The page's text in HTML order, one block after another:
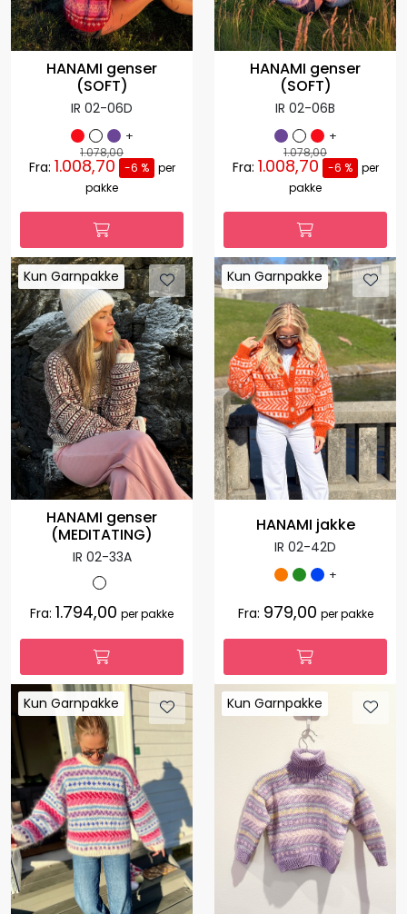
HANAMI genser
(SOFT)
IR 02-06D
+
1.078,00
Fra: 1.008,70 -6 %
per
pakke
HANAMI genser
(SOFT)
IR 02-06B
+
1.078,00
Fra: 1.008,70 -6 %
per
pakke
Kun Garnpakke
Kun Garnpakke
HANAMI genser
(MEDITATING)
IR 02-33A
Fra: 1.794,00 per pakke
Kun Garnpakke
Kun Garnpakke
HANAMI jakke
IR 02-42D
+
Fra: 979,00 per pakke
Kun Garnpakke
Kun Garnpakke Kun Garnpakke
Kun Garnpakke